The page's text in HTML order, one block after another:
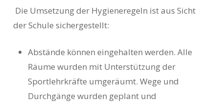
Die Umsetzung der Hygieneregeln ist aus Sicht
der Schule sichergestellt:
Abstände können eingehalten werden. Alle
Räume wurden mit Unterstützung der
Sportlehrkräfte umgeräumt. Wege und
Durchgänge wurden geplant und